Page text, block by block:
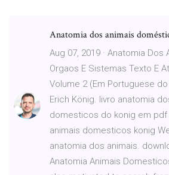
Anatomia dos animais
Aug 07, 2019 · Anatomia
Orgaos E Sistemas Texto E
Volume 2 (Em Portuguese
Erich König. livro anatomia
domesticos do konig em pdf
animais domesticos konig
anatomia dos animais.
Anatomia Animais